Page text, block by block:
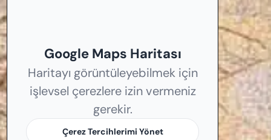
Google Maps Haritası
Haritayı görüntüleyebilmek için
işlevsel çerezlere izin vermeniz
gerekir.
Çerez Tercihlerimi Yönet